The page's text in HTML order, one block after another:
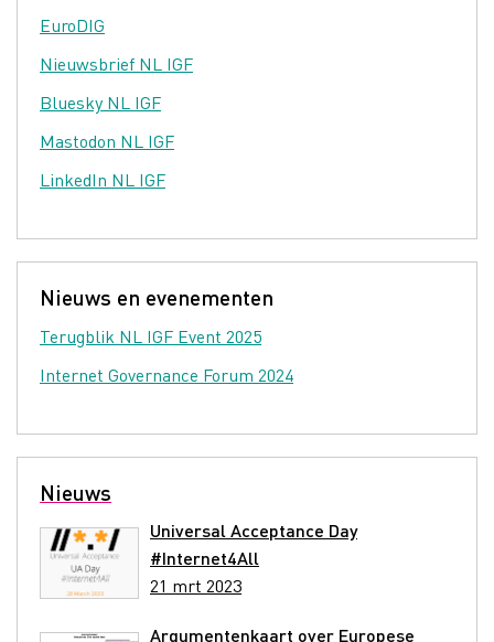
EuroDIG
Nieuwsbrief NL IGF
Bluesky NL IGF
Mastodon NL IGF
LinkedIn NL IGF
Nieuws en evenementen
Terugblik NL IGF Event 2025
Internet Governance Forum 2024
Nieuws
Universal Acceptance Day
#Internet4All
21 mrt 2023
Argumentenkaart over Europese